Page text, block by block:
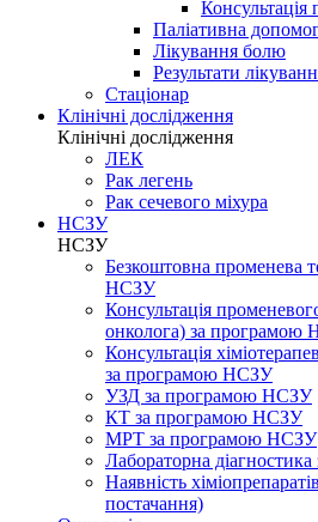
Консультація
Паліативна
Лікування болю
Результати
Стаціонар
Клінічні дослідження
Клінічні дослідження
ЛЕК
Рак легень
Рак сечевого міхура
НСЗУ
НСЗУ
Безкоштовна променева
НСЗУ
Консультація
онколога) за програмою
Консультація
за програмою НСЗУ
УЗД за програмою НСЗУ
КТ за програмою НСЗУ
МРТ за програмою НСЗУ
Лабораторна
Наявність
постачання)